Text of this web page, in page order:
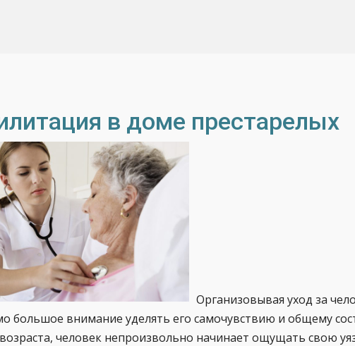
в доме престарелых
Организовывая уход за
большое внимание уделять его самочувствию и общему
человек непроизвольно начинает ощущать свою